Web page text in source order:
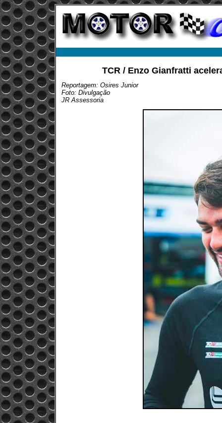
TCR / Enzo Gianfratti
Reportagem: Osires Junior
Foto: Divulgação
JR Assessoria